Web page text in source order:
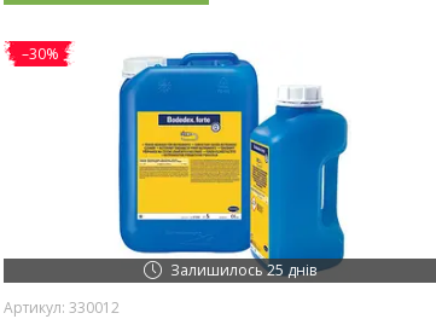
–30%
Залишилось 25 днів
330012